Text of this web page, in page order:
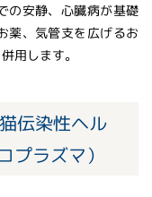
の安静、心臓病が基礎
薬、気管支を広げるお
用します。
伝染性ヘル
プラズマ）